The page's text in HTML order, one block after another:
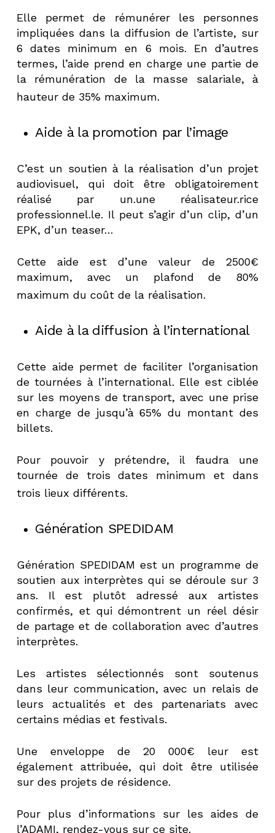
Elle permet de rémunérer les personnes
impliquées dans la diffusion de l’artiste, sur
6 dates minimum en 6 mois. En d’autres
termes, l’aide prend en charge une partie de
la rémunération de la masse salariale, à
hauteur de 35% maximum.
Aide à la promotion par l’image
C’est un soutien à la réalisation d’un projet
audiovisuel, qui doit être obligatoirement
réalisé par un.une réalisateur.rice
professionnel.le. Il peut s’agir d’un clip, d’un
EPK, d’un teaser…
Cette aide est d’une valeur de 2500€
maximum, avec un plafond de 80%
maximum du coût de la réalisation.
Aide à la diffusion à l’international
Cette aide permet de faciliter l’organisation
de tournées à l’international. Elle est ciblée
sur les moyens de transport, avec une prise
en charge de jusqu’à 65% du montant des
billets.
Pour pouvoir y prétendre, il faudra une
tournée de trois dates minimum et dans
trois lieux différents.
Génération SPEDIDAM
Génération SPEDIDAM est un programme de
soutien aux interprètes qui se déroule sur 3
ans. Il est plutôt adressé aux artistes
confirmés, et qui démontrent un réel désir
de partage et de collaboration avec d’autres
interprètes.
Les artistes sélectionnés sont soutenus
dans leur communication, avec un relais de
leurs actualités et des partenariats avec
certains médias et festivals.
Une enveloppe de 20 000€ leur est
également attribuée, qui doit être utilisée
sur des projets de résidence.
Pour plus d’informations sur les aides de
l’ADAMI, rendez-vous sur ce site.